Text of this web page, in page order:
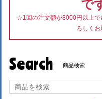
で
☆1回の注文額が8000円以上で
ろしく
Search 商品検索